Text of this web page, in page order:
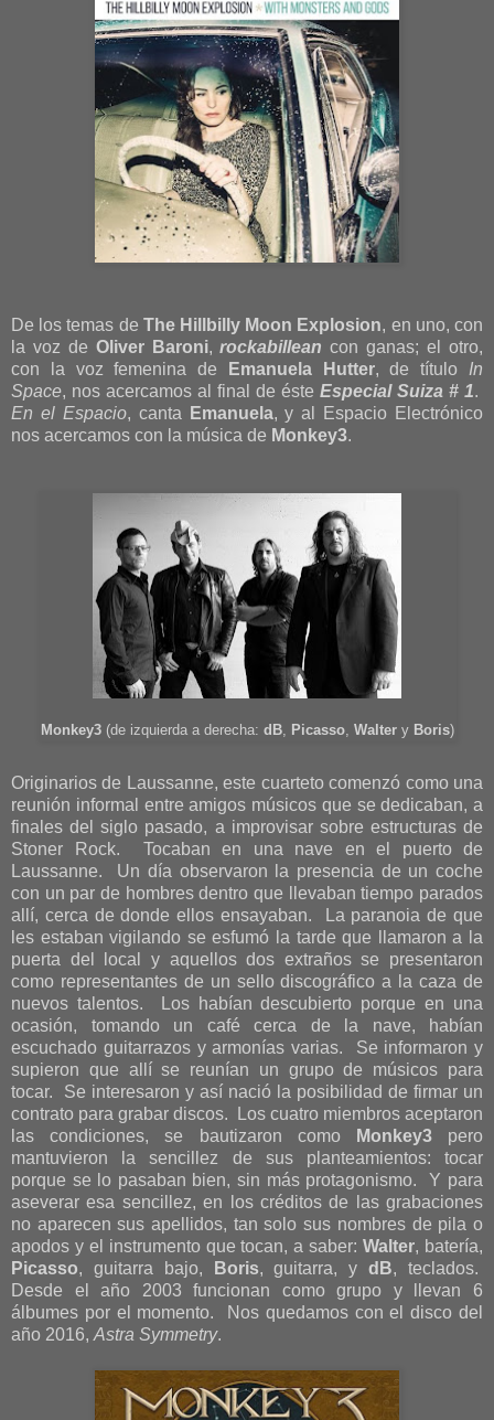
De los temas de The Hillbilly Moon Explosion, en uno, con
la voz de Oliver Baroni,rockabillean con ganas; el otro,
con la voz femenina de
Emanuela Hutter, de título In
Space, nos acercamos al final de éste Especial Suiza # 1.
En el Espacio, canta Emanuela, y al Espacio Electrónico
nos acercamos con la música de Monkey3.
Monkey3(de izquierda a derecha: dB, Picasso, Waltery Boris)
Originarios de Laussanne, este cuarteto comenzó como una
reunión informal entre amigos músicos que se dedicaban, a
finales del siglo pasado, a improvisar sobre estructuras de
Stoner Rock. Tocaban en una nave en el puerto de
Laussanne. Un día observaron la presencia de un coche
con un par de hombres dentro que llevaban tiempo parados
allí, cerca de donde ellos ensayaban. La paranoia de que
les estaban vigilando se esfumó la tarde que llamaron a la
puerta del local y aquellos dos extraños se presentaron
como representantes de un sello discográfico a la caza de
nuevos talentos. Los habían descubierto porque en una
ocasión, tomando un café cerca de la nave, habían
escuchado guitarrazos y armonías varias. Se informaron y
supieron que allí se reunían un grupo de músicos para
tocar. Se interesaron y así nació la posibilidad de firmar un
contrato para grabar discos. Los cuatro miembros aceptaron
las condiciones, se bautizaron como
Monkey3pero
mantuvieron la sencillez de sus planteamientos: tocar
porque se lo pasaban bien, sin más protagonismo. Y para
aseverar esa sencillez, en los créditos de las grabaciones
no aparecen sus apellidos, tan solo sus nombres de pila o
apodos y el instrumento que tocan, a saber:Walter, batería,
Picasso, guitarra bajo, Boris, guitarra, ydB, teclados.
Desde el año 2003 funcionan como grupo y llevan 6
álbumes por el momento. Nos quedamos con el disco del
año 2016, Astra Symmetry.